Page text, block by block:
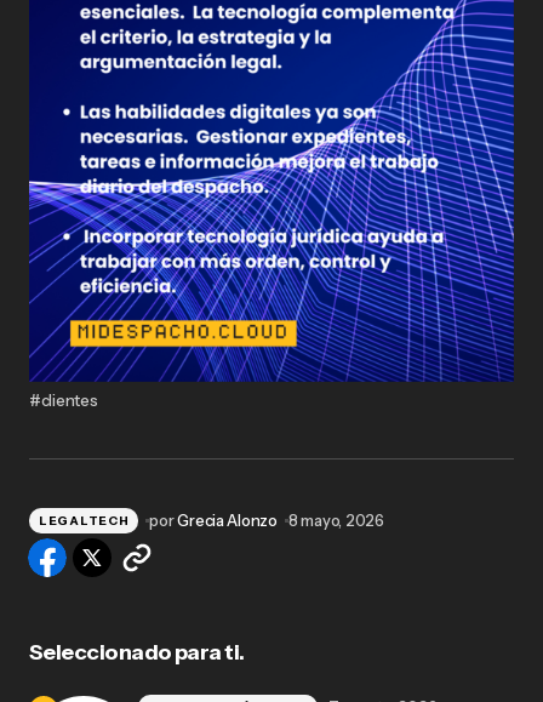
#clientes
LEGALTECH porGrecia Alonzo 8 mayo, 2026
Seleccionado para ti.